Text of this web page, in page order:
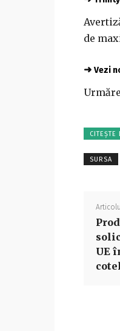
de
➜ Vezi
CITEȘTE
SURSA
UE